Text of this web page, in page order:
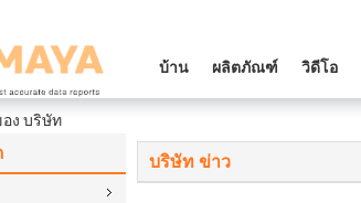
บ้าน ผลิตภัณฑ์ วิดีโอ
ง บริษัท
บริษัท ข่าว